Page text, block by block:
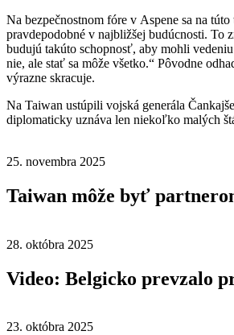
Na bezpečnostnom fóre v Aspene sa na
pravdepodobné v najbližšej budúcnosti. To
budujú takúto schopnosť, aby mohli
nie, ale stať sa môže všetko.“ Pôvodne
výrazne skracuje.
Na Taiwan ustúpili vojská generála
diplomaticky uznáva len niekoľko malých
25. novembra 2025
Taiwan môže byť
28. októbra 2025
Video: Belgicko prevzalo
23. októbra 2025